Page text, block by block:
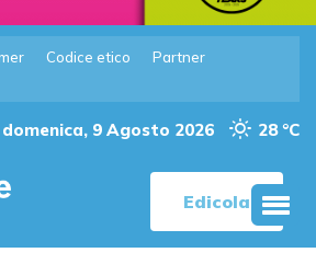
Codice etico
Partner
domenica, 9 Agosto 2026 28 °C
Edicola